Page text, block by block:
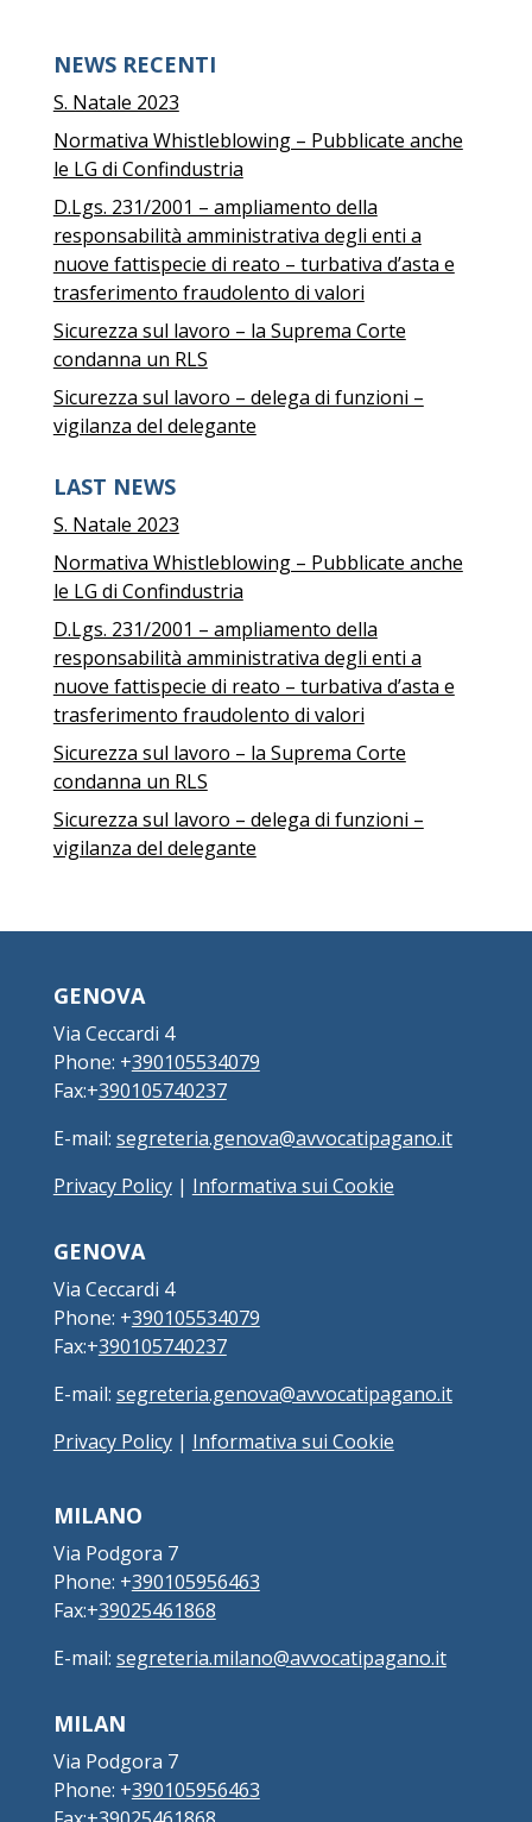
NEWS RECENTI
S. Natale 2023
Normativa Whistleblowing – Pubblicate anche
le LG di Confindustria
D.Lgs. 231/2001 – ampliamento della
responsabilità amministrativa degli enti a
nuove fattispecie di reato – turbativa d’asta e
trasferimento fraudolento di valori
Sicurezza sul lavoro – la Suprema Corte
condanna un RLS
Sicurezza sul lavoro – delega di funzioni –
vigilanza del delegante
LAST NEWS
S. Natale 2023
Normativa Whistleblowing – Pubblicate anche
le LG di Confindustria
D.Lgs. 231/2001 – ampliamento della
responsabilità amministrativa degli enti a
nuove fattispecie di reato – turbativa d’asta e
trasferimento fraudolento di valori
Sicurezza sul lavoro – la Suprema Corte
condanna un RLS
Sicurezza sul lavoro – delega di funzioni –
vigilanza del delegante
GENOVA
Via Ceccardi 4
Phone: +390105534079
Fax:+390105740237
E-mail: segreteria.genova@avvocatipagano.it
Privacy Policy| Informativa sui Cookie
GENOVA
Via Ceccardi 4
Phone: +390105534079
Fax:+390105740237
E-mail: segreteria.genova@avvocatipagano.it
Privacy Policy| Informativa sui Cookie
MILANO
Via Podgora 7
Phone: +390105956463
Fax:+39025461868
E-mail: segreteria.milano@avvocatipagano.it
MILAN
Via Podgora 7
Phone: +390105956463